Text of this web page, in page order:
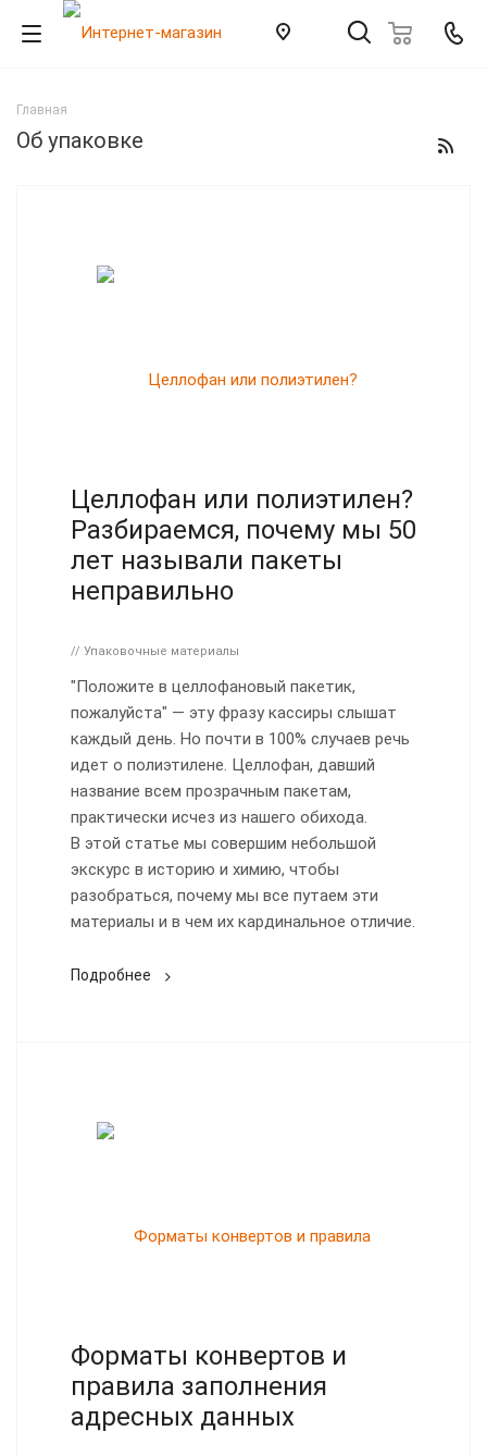
Главная
Об упаковке
Целлофан или полиэтилен?
Разбираемся, почему мы 50
лет называли пакеты
неправильно
// Упаковочные материалы
"Положите в целлофановый пакетик,
пожалуйста" — эту фразу кассиры слышат
каждый день. Но почти в 100% случаев речь
идет о полиэтилене. Целлофан, давший
название всем прозрачным пакетам,
практически исчез из нашего обихода.
В этой статье мы совершим небольшой
экскурс в историю и химию, чтобы
разобраться, почему мы все путаем эти
материалы и в чем их кардинальное отличие.
Подробнее
Форматы конвертов и
правила заполнения
адресных данных